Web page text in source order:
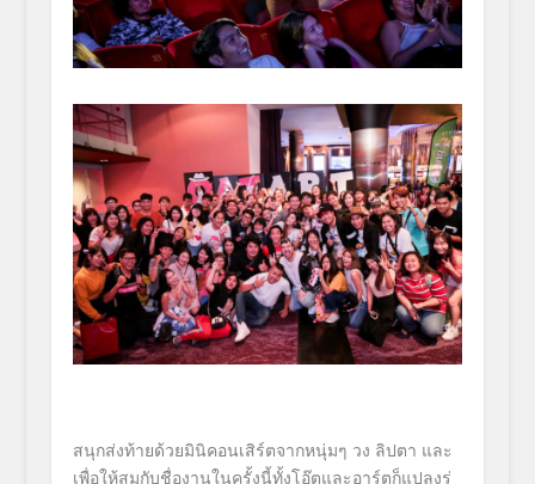
สนุกส่งท้ายด้วยมินิคอนเสิร์ตจากหนุ่มๆ วง ลิปตา และ
เพื่อให้สมกับชื่องานในครั้งนี้ทั้งโอ๊ตและอาร์ตก็แปลงร่